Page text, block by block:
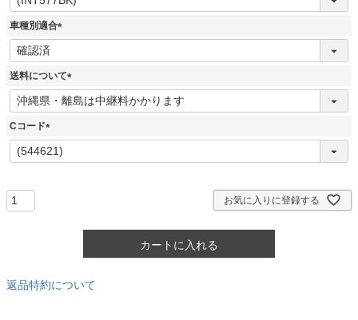
必
須
車種別適合
(
須
送料について
(
必
Cコード
(
必
お気に入りに登録する
カートに入れる
返品特約について